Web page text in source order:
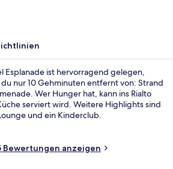
Esplanade ist hervorragend gelegen,
nur 10 Gehminuten entfernt von: Strand
Wer Hunger hat, kann ins Rialto
serviert wird. Weitere Highlights sind
und ein Kinderclub.
Bewertungen anzeigen